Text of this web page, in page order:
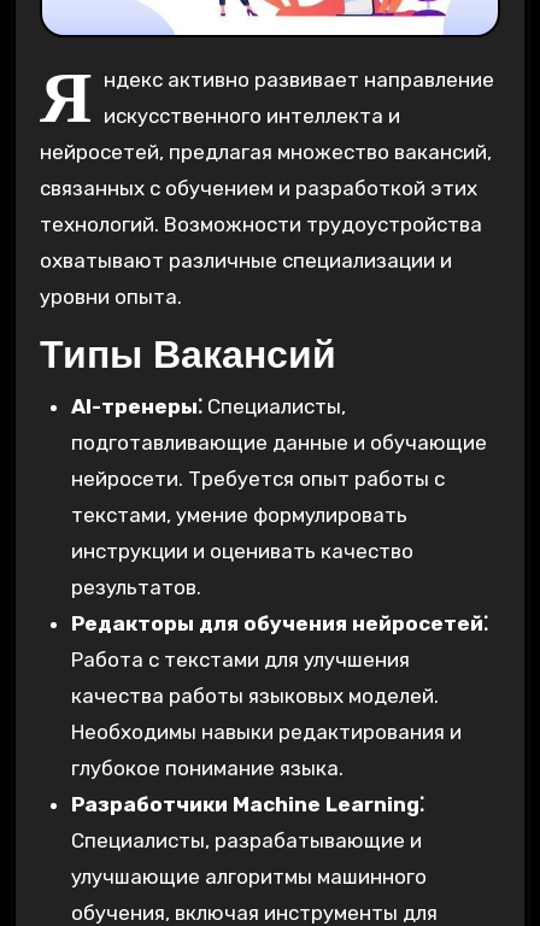
Я ндекс активно развивает направление
искусственного интеллекта и
нейросетей, предлагая множество вакансий,
связанных с обучением и разработкой этих
технологий. Возможности трудоустройства
охватывают различные специализации и
уровни опыта.
Типы Вакансий
AI-тренеры⁚Специалисты,
подготавливающие данные и обучающие
нейросети. Требуется опыт работы с
текстами, умение формулировать
инструкции и оценивать качество
результатов.
Редакторы для обучения нейросетей⁚
Работа с текстами для улучшения
качества работы языковых моделей.
Необходимы навыки редактирования и
глубокое понимание языка.
Разработчики Machine Learning⁚
Специалисты, разрабатывающие и
улучшающие алгоритмы машинного
обучения, включая инструменты для